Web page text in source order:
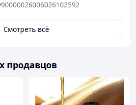
Смотреть всё
продавцов